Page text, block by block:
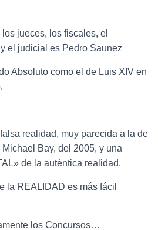
jueces, los fiscales, el
el judicial es Pedro Saunez
Absoluto como el de Luis XIV en
realidad, muy parecida a la de
Bay, del 2005, y una
de la auténtica realidad.
la REALIDAD es más fácil
los Concursos…